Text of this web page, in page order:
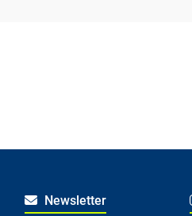
Newsletter